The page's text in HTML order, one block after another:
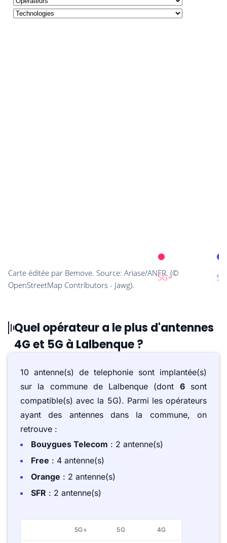
Quel opérateur a le plus d'antennes
4G et 5G à Lalbenque ?
10 antenne(s) de telephonie sont implantée(s)
sur la commune de Lalbenque (dont 6sont
compatible(s) avec la 5G). Parmi les opérateurs
ayant des antennes dans la commune, on
retrouve :
Bouygues Telecom : 2 antenne(s)
Free : 4 antenne(s)
Orange : 2 antenne(s)
SFR : 2 antenne(s)
5G+ 5G 4G